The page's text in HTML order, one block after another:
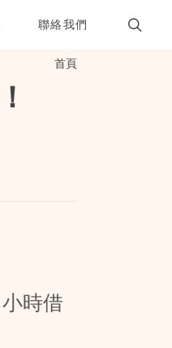
聯絡我們
首頁
時借